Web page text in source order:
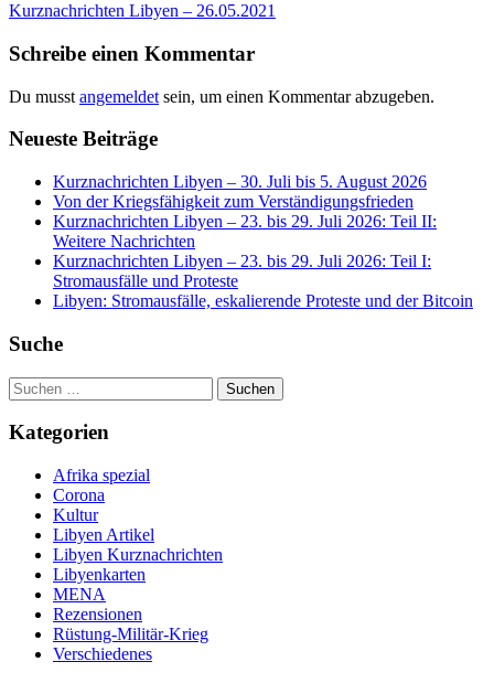
Kurznachrichten Libyen – 26.05.2021
Schreibe einen Kommentar
Du musst angemeldet sein, um einen Kommentar abzugeben.
Neueste Beiträge
Kurznachrichten Libyen – 30. Juli bis 5. August 2026
Von der Kriegsfähigkeit zum Verständigungsfrieden
Kurznachrichten Libyen – 23. bis 29. Juli 2026: Teil II:
Weitere Nachrichten
Kurznachrichten Libyen – 23. bis 29. Juli 2026: Teil I:
Stromausfälle und Proteste
Libyen: Stromausfälle, eskalierende Proteste und der Bitcoin
Suche
Suchen
nach:
Kategorien
Afrika spezial
Corona
Kultur
Libyen Artikel
Libyen Kurznachrichten
Libyenkarten
MENA
Rezensionen
Rüstung-Militär-Krieg
Verschiedenes